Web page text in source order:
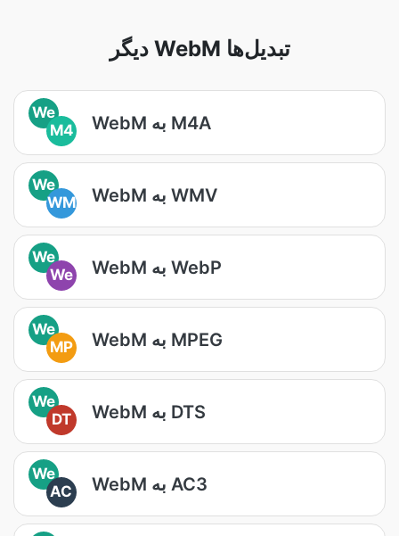
دیگر WebM تبدیل‌ها
We
M4
WebM به M4A
We
WM
WebM به WMV
We
We
WebM به WebP
We
MP
WebM به MPEG
We
DT
WebM به DTS
We
AC
WebM به AC3